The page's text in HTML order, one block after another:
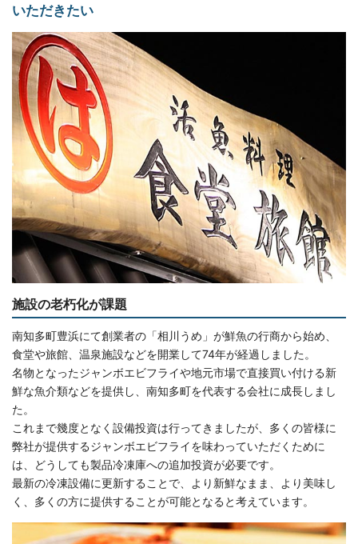
いただきたい
施設の老朽化が課題
南知多町豊浜にて創業者の「相川うめ」が鮮魚の行商から始め、
食堂や旅館、温泉施設などを開業して74年が経過しました。
名物となったジャンボエビフライや地元市場で直接買い付ける新
鮮な魚介類などを提供し、南知多町を代表する会社に成長しまし
た。
これまで幾度となく設備投資は行ってきましたが、多くの皆様に
弊社が提供するジャンボエビフライを味わっていただくために
は、どうしても製品冷凍庫への追加投資が必要です。
最新の冷凍設備に更新することで、より新鮮なまま、より美味し
く、多くの方に提供することが可能となると考えています。